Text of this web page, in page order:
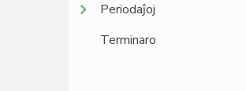
Periodaĵoj
Terminaro